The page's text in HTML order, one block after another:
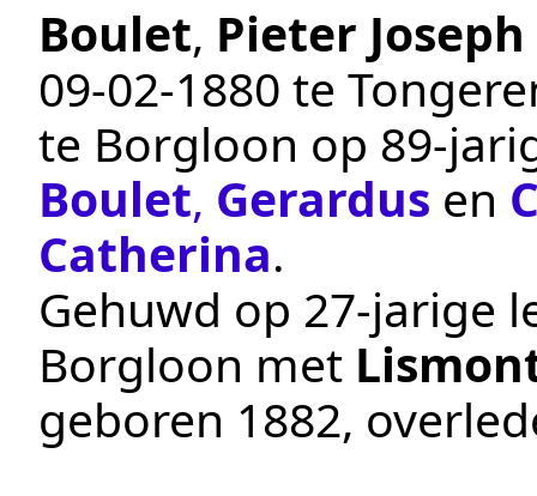
Boulet, Pieter Joseph
09‑02‑1880 te
te Borgloon op 89-
Boulet, Gerardus en
Catherina.
Gehuwd op 27-jarige
Borgloon met
geboren 1882,